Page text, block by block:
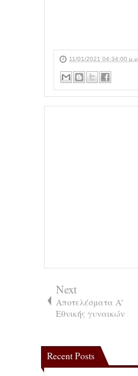
11/01/2021 04:34:00 μ.μ.
Next
Αποτελέσματα Α'
Εθνικής γυναικών
Recent Posts